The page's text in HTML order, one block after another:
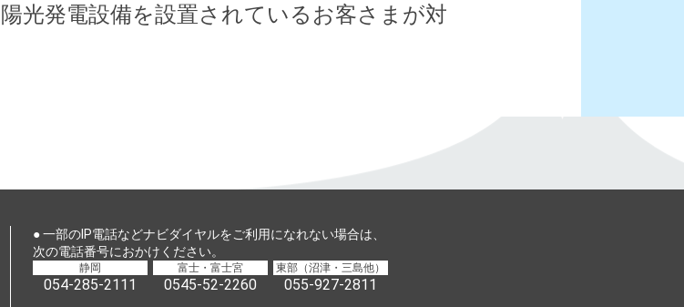
光発電設備を設置されているお客さまが対
● 一部のIP電話などナビダイヤルをご利用になれない場合は、
次の電話番号におかけください。
静岡
054-285-2111
富士・富士宮
0545-52-2260
東部（沼津・三島他）
055-927-2811